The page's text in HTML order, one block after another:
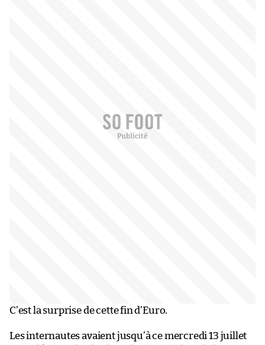
C’est la surprise de cette fin d’Euro.
Les internautes avaient jusqu’à ce mercredi 13 juillet